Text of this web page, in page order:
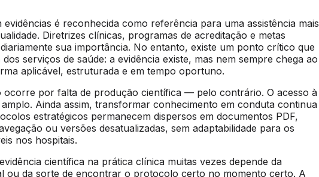
evidências é reconhecida como referência para uma assistência mais
Diretrizes clínicas, programas de acreditação e metas
sua importância. No entanto, existe um ponto crítico que
serviços de saúde: a evidência existe, mas nem sempre chega ao
aplicável, estruturada e em tempo oportuno.
ocorre por falta de produção científica — pelo contrário. O acesso à
Ainda assim, transformar conhecimento em conduta continua
estratégicos permanecem dispersos em documentos PDF,
ou versões desatualizadas, sem adaptabilidade para os
nos hospitais.
científica na prática clínica muitas vezes depende da
ou da sorte de encontrar o protocolo certo no momento certo. A